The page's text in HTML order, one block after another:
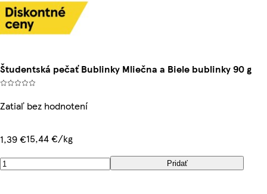
Študentská pečať Bublinky Mliečna a Biele bublinky 90 g
Zatiaľ bez hodnotení
1,39 €15,44 €/kg
Pridať